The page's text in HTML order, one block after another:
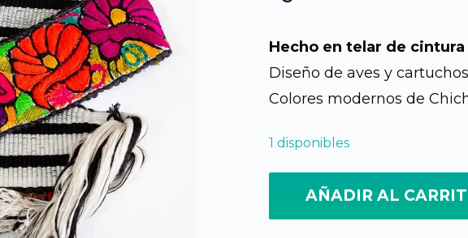
Hecho en telar de cintura
Diseño de aves y
Colores modernos de
1 disponibles
AÑADIR AL